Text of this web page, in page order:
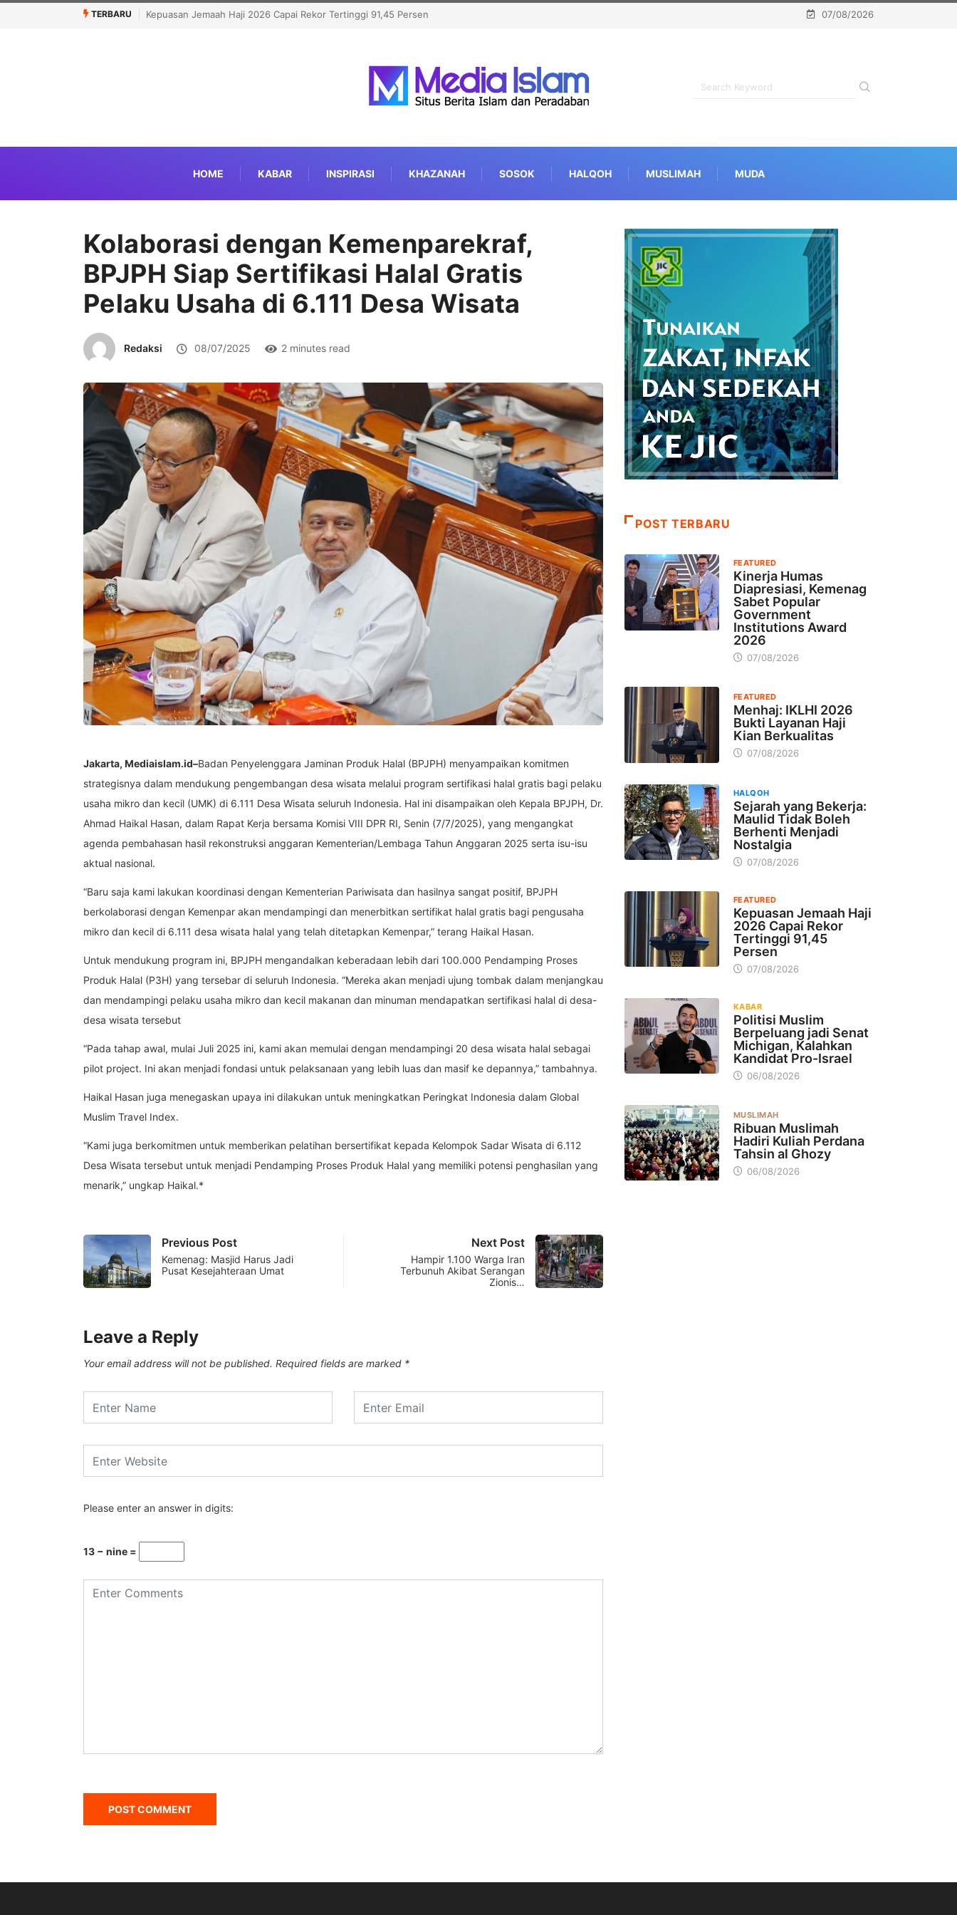
TERBARU
Capai Rekor Tertinggi 91,45 PersenPolitisi Muslim Berpeluang jadi Senat Michigan, Kalahkan
07/08/2026
HOME KABAR INSPIRASI KHAZANAH SOSOK HALQOH MUSLIMAH MUDA
Kolaborasi dengan Kemenparekraf,
BPJPH Siap Sertifikasi Halal Gratis
Pelaku Usaha di 6.111 Desa Wisata
Redaksi 08/07/2025 2 minutes read
Jakarta, Mediaislam.id–Badan Penyelenggara Jaminan Produk Halal (BPJPH) menyampaikan komitmen
strategisnya dalam mendukung pengembangan desa wisata melalui program sertifikasi halal gratis bagi pelaku
usaha mikro dan kecil (UMK) di 6.111 Desa Wisata seluruh Indonesia. Hal ini disampaikan oleh Kepala BPJPH, Dr.
Ahmad Haikal Hasan, dalam Rapat Kerja bersama Komisi VIII DPR RI, Senin (7/7/2025), yang mengangkat
agenda pembahasan hasil rekonstruksi anggaran Kementerian/Lembaga Tahun Anggaran 2025 serta isu-isu
aktual nasional.
“Baru saja kami lakukan koordinasi dengan Kementerian Pariwisata dan hasilnya sangat positif, BPJPH
berkolaborasi dengan Kemenpar akan mendampingi dan menerbitkan sertifikat halal gratis bagi pengusaha
mikro dan kecil di 6.111 desa wisata halal yang telah ditetapkan Kemenpar,” terang Haikal Hasan.
Untuk mendukung program ini, BPJPH mengandalkan keberadaan lebih dari 100.000 Pendamping Proses
Produk Halal (P3H) yang tersebar di seluruh Indonesia. “Mereka akan menjadi ujung tombak dalam menjangkau
dan mendampingi pelaku usaha mikro dan kecil makanan dan minuman mendapatkan sertifikasi halal di desa-
desa wisata tersebut
“Pada tahap awal, mulai Juli 2025 ini, kami akan memulai dengan mendampingi 20 desa wisata halal sebagai
pilot project. Ini akan menjadi fondasi untuk pelaksanaan yang lebih luas dan masif ke depannya,” tambahnya.
Haikal Hasan juga menegaskan upaya ini dilakukan untuk meningkatkan Peringkat Indonesia dalam Global
Muslim Travel Index.
“Kami juga berkomitmen untuk memberikan pelatihan bersertifikat kepada Kelompok Sadar Wisata di 6.112
Desa Wisata tersebut untuk menjadi Pendamping Proses Produk Halal yang memiliki potensi penghasilan yang
menarik,” ungkap Haikal.*
Previous Post
Kemenag: Masjid Harus Jadi
Pusat Kesejahteraan Umat
Next Post
Hampir 1.100 Warga Iran
Terbunuh Akibat Serangan
Zionis…
Leave a Reply
Your email address will not be published. Required fields are marked *
Please enter an answer in digits:
13 − nine =
POST TERBARU
FEATURED
Kinerja Humas
Diapresiasi, Kemenag
Sabet Popular
Government
Institutions Award
2026
07/08/2026
FEATURED
Menhaj: IKLHI 2026
Bukti Layanan Haji
Kian Berkualitas
07/08/2026
HALQOH
Sejarah yang Bekerja:
Maulid Tidak Boleh
Berhenti Menjadi
Nostalgia
07/08/2026
FEATURED
Kepuasan Jemaah Haji
2026 Capai Rekor
Tertinggi 91,45
Persen
07/08/2026
KABAR
Politisi Muslim
Berpeluang jadi Senat
Michigan, Kalahkan
Kandidat Pro-Israel
06/08/2026
MUSLIMAH
Ribuan Muslimah
Hadiri Kuliah Perdana
Tahsin al Ghozy
06/08/2026